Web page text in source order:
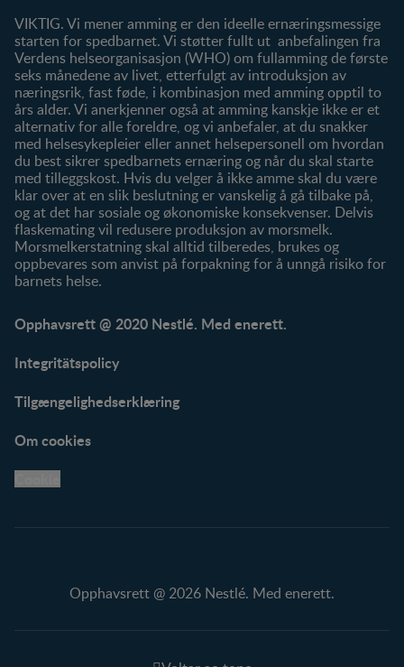
Våre merker
VIKTIG. Vi mener amming er den ideelle ernæringsmessige
starten for spedbarnet. Vi støtter fullt ut anbefalingen fra
Verdens helseorganisasjon (WHO) om fullamming de første
seks månedene av livet, etterfulgt av introduksjon av
næringsrik, fast føde, i kombinasjon med amming opptil to
års alder. Vi anerkjenner også at amming kanskje ikke er et
alternativ for alle foreldre, og vi anbefaler, at du snakker
med helsesykepleier eller annet helsepersonell om hvordan
du best sikrer spedbarnets ernæring og når du skal starte
med tilleggskost. Hvis du velger å ikke amme skal du være
klar over at en slik beslutning er vanskelig å gå tilbake på,
og at det har sosiale og økonomiske konsekvenser. Delvis
flaskemating vil redusere produksjon av morsmelk.
Morsmelkerstatning skal alltid tilberedes, brukes og
oppbevares som anvist på forpakning for å unngå risiko for
barnets helse.
Opphavsrett @ 2020 Nestlé. Med enerett.
Integritätspolicy
Tilgængelighedserklæring
Om cookies
Opphavsrett @ 2026 Nestlé. Med enerett.